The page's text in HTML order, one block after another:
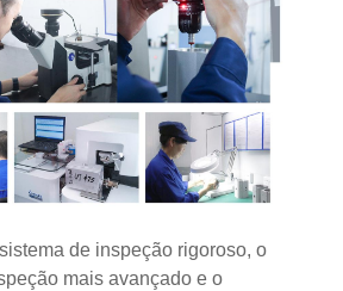
de inspeção rigoroso, o
mais avançado e o